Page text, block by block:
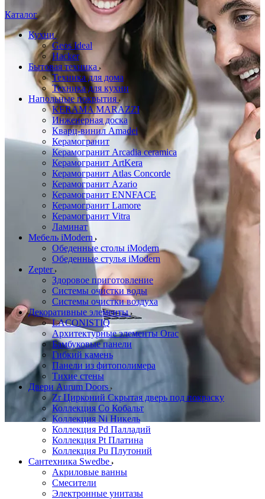
Каталог
Кухни
Geos Ideal
Hacker
Бытовая техника
Техника для дома
Техника для кухни
Напольные покрытия
KERAMA MARAZZI
Инженерная доска
Кварц-винил Amadei
Керамогранит
Керамогранит Arcadia ceramica
Керамогранит ArtKera
Керамогранит Atlas Concorde
Керамогранит Azario
Керамогранит ENNFACE
Керамогранит Lamore
Керамогранит Vitra
Ламинат
Мебель iModern
Обеденные столы iModern
Обеденные стулья iModern
Zepter
Здоровое приготовление
Системы очистки воды
Системы очистки воздуха
Декоративные элементы
LACONISTIQ
Архитектурные элементы Orac
Бамбуковые панели
Гибкий камень
Панели из фитополимера
Тихие стены
Двери Aurum Doors
Zr Цирконий Скрытая дверь под покраску
Коллекция Co Кобальт
Коллекция Ni Никель
Коллекция Pd Палладий
Коллекция Pt Платина
Коллекция Pu Плутоний
Сантехника Swedbe
Акриловые ванны
Смесители
Электронные унитазы